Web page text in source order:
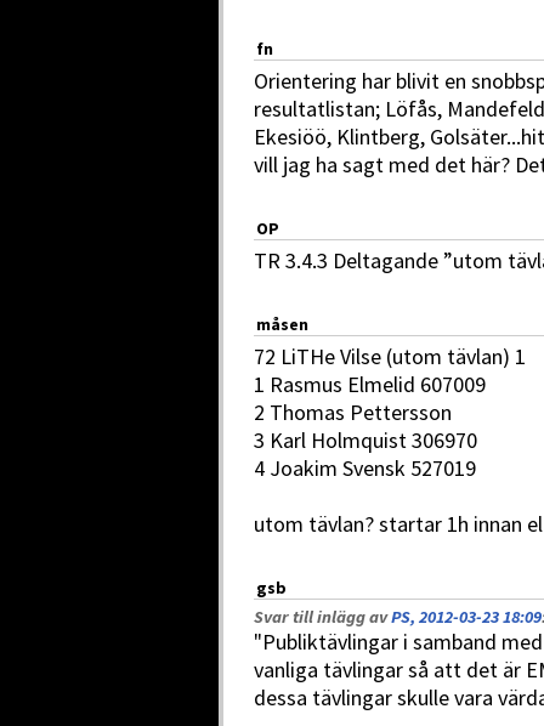
fn
Orientering har blivit en
resultatlistan; Löfås,
Ekesiöö, Klintberg,
vill jag ha sagt med det här?
OP
TR 3.4.3 Deltagande ”utom
måsen
72 LiTHe Vilse (utom tävlan) 1
1 Rasmus Elmelid 607009
2 Thomas Pettersson
3 Karl Holmquist 306970
4 Joakim Svensk 527019
utom tävlan? startar 1h innan
gsb
Svar till inlägg avPS, 2012-03-23 18:09
"Publiktävlingar i samband
vanliga tävlingar så att det är
dessa tävlingar skulle vara